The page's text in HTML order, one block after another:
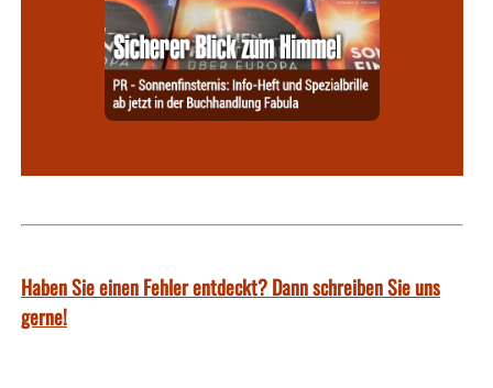
Haben Sie einen Fehler entdeckt? Dann schreiben Sie uns
gerne!